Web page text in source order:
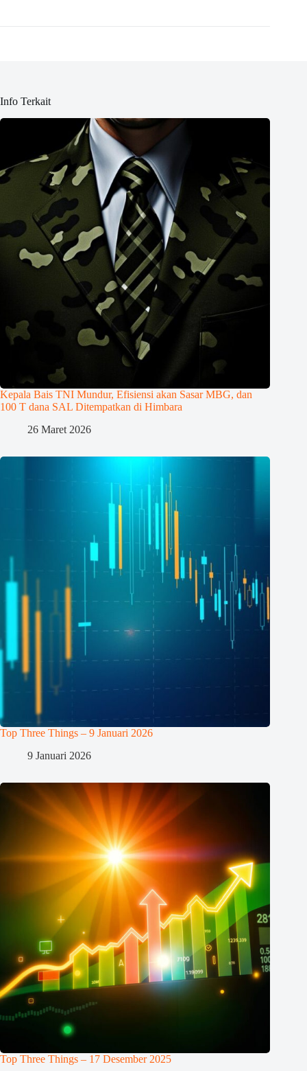
Info Terkait
Kepala Bais TNI Mundur, Efisiensi akan Sasar MBG, dan
100 T dana SAL Ditempatkan di Himbara
26 Maret 2026
Top Three Things – 9 Januari 2026
9 Januari 2026
Top Three Things – 17 Desember 2025